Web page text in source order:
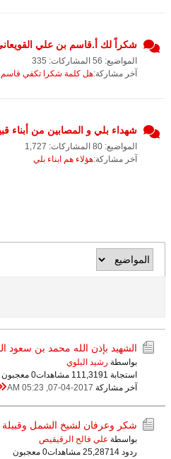
شكراً لك أ.قاسم بن علي
المواضيع: 56 المشاركات: 335
آخر مشاركة:هل كلمة شكرا تكفي قاسم !!!
شهداء بلي و المصابين من أبناء
المواضيع: 80 المشاركات: 1,727
آخر مشاركة:هؤلاء هم ابناء بلي
الشهيد بإذن الله محمد بن سعود
بواسطة رشيد البلوي
استجابة 1
111,319 مشاهدات
0 معجبون
آخر مشاركة 07-04-2017, 05:23 AM
شكر وعرفان لشيخ الشمل وقبيلة
بواسطة علي فالح الرقيقيص
ردود 14
25,287 مشاهدات
0 معجبون